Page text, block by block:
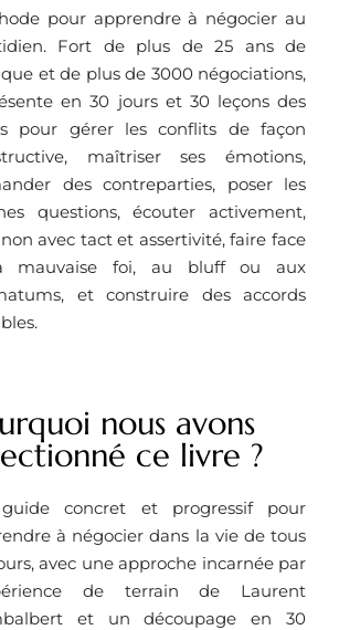
pour apprendre à négocier au
Fort de plus de 25 ans de
et de plus de 3000 négociations,
en 30 jours et 30 leçons des
pour gérer les conflits de façon
maîtriser ses émotions,
des contreparties, poser les
questions, écouter activement,
avec tact et assertivité, faire face
mauvaise foi, au bluff ou aux
et construire des accords
nous avons
ce livre ?
concret et progressif pour
à négocier dans la vie de tous
avec une approche incarnée par
de terrain de Laurent
et un découpage en 30